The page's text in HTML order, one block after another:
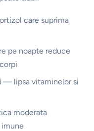
care suprima
pe noapte reduce
— lipsa vitaminelor si
moderata